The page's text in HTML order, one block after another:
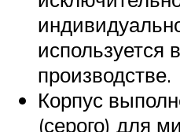
используется
производстве.
Корпус
(серого) для